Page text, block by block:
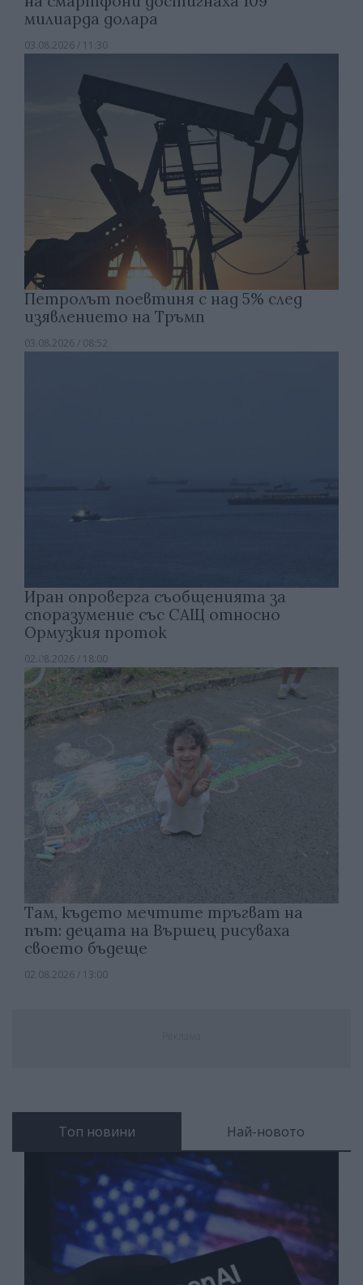
милиарда долара
03.08.2026 / 11:30
Петролът поевтиня с над 5% след
изявлението на Тръмп
03.08.2026 / 08:52
Иран опроверга съобщенията за
споразумение със САЩ относно
Ормузкия проток
02.08.2026 / 18:00
Там, където мечтите тръгват на
път: децата на Вършец рисуваха
своето бъдеще
02.08.2026 / 13:00
Топ новини Най-новото